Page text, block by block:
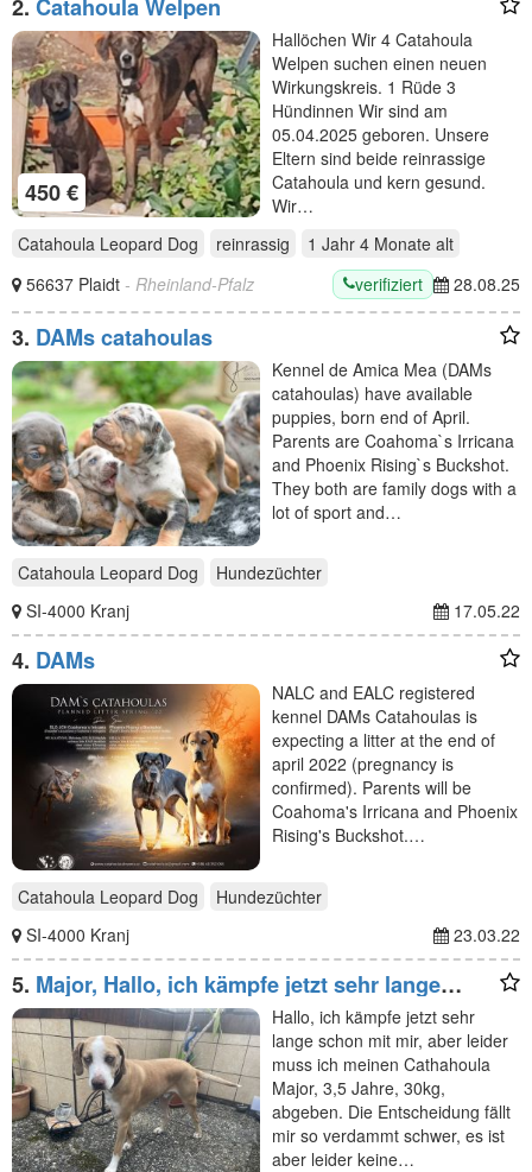
2. Catahoula Welpen
450 €
Hallöchen Wir 4 Catahoula
Welpen suchen einen neuen
Wirkungskreis. 1 Rüde 3
Hündinnen Wir sind am
05.04.2025 geboren. Unsere
Eltern sind beide reinrassige
Catahoula und kern gesund.
Wir…
Catahoula Leopard Dog
reinrassig 1 Jahr 4 Monate alt
56637 Plaidt - Rheinland-Pfalz verifiziert 28.08.25
3. DAMs catahoulas
Kennel de Amica Mea (DAMs
catahoulas) have available
puppies, born end of April.
Parents are Coahoma`s Irricana
and Phoenix Rising`s Buckshot.
They both are family dogs with a
lot of sport and…
Catahoula Leopard Dog
Hundezüchter
SI-4000 Kranj
17.05.22
4. DAMs
NALC and EALC registered
kennel DAMs Catahoulas is
expecting a litter at the end of
april 2022 (pregnancy is
confirmed). Parents will be
Coahoma's Irricana and Phoenix
Rising's Buckshot.…
Catahoula Leopard Dog
Hundezüchter
SI-4000 Kranj
23.03.22
5. Major, Hallo, ich kämpfe jetzt sehr lange
schon mit mir
Hallo, ich kämpfe jetzt sehr
lange schon mit mir, aber leider
muss ich meinen Cathahoula
Major, 3,5 Jahre, 30kg,
abgeben. Die Entscheidung fällt
mir so verdammt schwer, es ist
aber leider keine…